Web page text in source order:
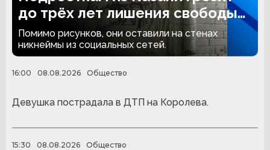
до трёх лет лишения свободы
за граффити
Помимо рисунков, они оставили на стенах
никнеймы из социальных сетей.
16:00 08.08.2026 Общество
Девушка пострадала в ДТП на Королева.
15:30 08.08.2026 Общество